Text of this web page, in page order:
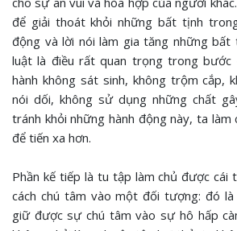
để giải thoát khỏi những bất tịnh
động và lời nói làm gia tăng những bất
luật là điều rất quan trọng trong
hành không sát sinh, không trộm cắp,
nói dối, không sử dụng những chất
tránh khỏi những hành động này, ta
để tiến xa hơn.
Phần kế tiếp là tu tập làm chủ được cái
cách chú tâm vào một đối tượng: đó
giữ được sự chú tâm vào sự hô hấp